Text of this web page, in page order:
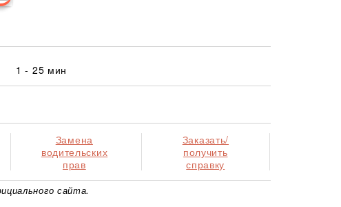
1 - 25 мин
Замена
водительских
прав
Заказать/
получить
справку
сайта.